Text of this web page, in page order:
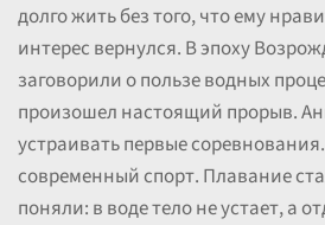
долго жить без того, что ему
интерес вернулся. В эпоху
заговорили о пользе водных
произошел настоящий прорыв.
устраивать первые
современный спорт. Плавание
поняли: в воде тело не устает, а